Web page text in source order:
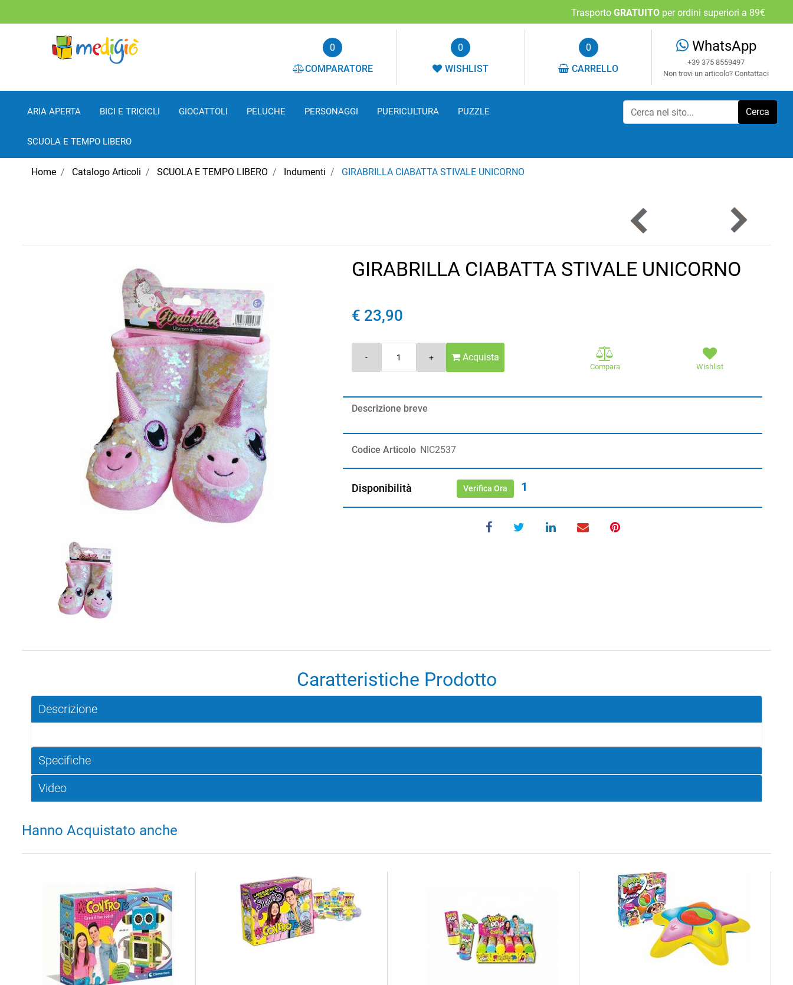
Trasporto GRATUITO per ordini superiori a 89€
0
COMPARATORE
0
WISHLIST
0
CARRELLO
WhatsApp
+39 375 8559497
Non trovi un articolo? Contattaci
ARIA APERTA BICI E TRICICLI GIOCATTOLI PELUCHE PERSONAGGI PUERICULTURA PUZZLE
SCUOLA E TEMPO LIBERO
Home Catalogo Articoli SCUOLA E TEMPO LIBERO Indumenti GIRABRILLA CIABATTA STIVALE UNICORNO
GIRABRILLA CIABATTA STIVALE UNICORNO
€ 23,90
Acquista
Compara Wishlist
Descrizione breve
Codice Articolo NIC2537
Disponibilità Verifica Ora 1
Caratteristiche Prodotto
Descrizione
Specifiche
Video
Hanno Acquistato anche